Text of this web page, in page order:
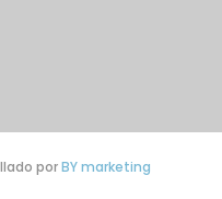
porBY marketing